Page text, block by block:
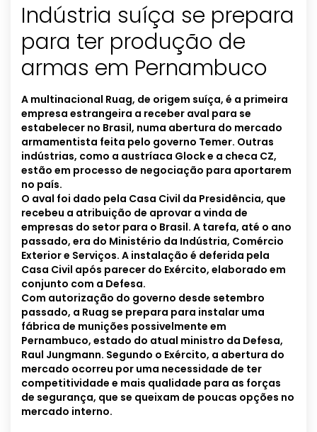
Indústria suíça se prepara
para ter produção de
armas em Pernambuco
A multinacional Ruag, de origem suíça, é a primeira
empresa estrangeira a receber aval para se
estabelecer no Brasil, numa abertura do mercado
armamentista feita pelo governo Temer. Outras
indústrias, como a austríaca Glock e a checa CZ,
estão em processo de negociação para aportarem
no país.
O aval foi dado pela Casa Civil da Presidência, que
recebeu a atribuição de aprovar a vinda de
empresas do setor para o Brasil. A tarefa, até o ano
passado, era do Ministério da Indústria, Comércio
Exterior e Serviços. A instalação é deferida pela
Casa Civil após parecer do Exército, elaborado em
conjunto com a Defesa.
Com autorização do governo desde setembro
passado, a Ruag se prepara para instalar uma
fábrica de munições possivelmente em
Pernambuco, estado do atual ministro da Defesa,
Raul Jungmann. Segundo o Exército, a abertura do
mercado ocorreu por uma necessidade de ter
competitividade e mais qualidade para as forças
de segurança, que se queixam de poucas opções no
mercado interno.